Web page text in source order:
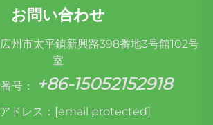
お問い合わせ
州市太平鎮新興路398番地3号館102号
室
号：
+86-15052152918
ドレス： [email protected]